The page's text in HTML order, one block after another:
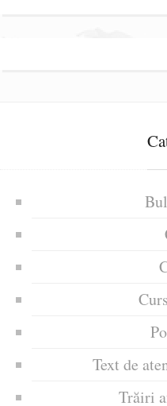
Text de
Trăiri